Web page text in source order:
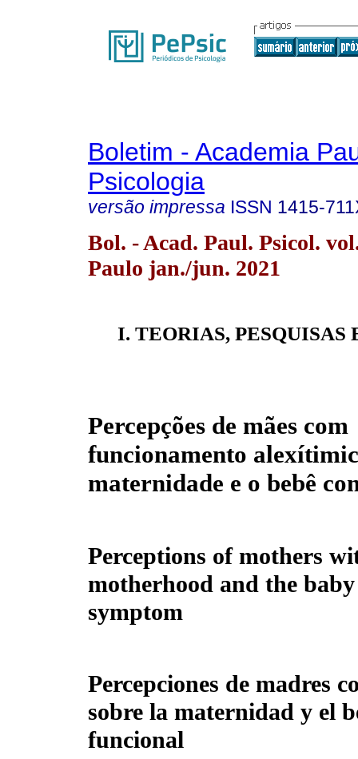
Boletim - Academia
Psicologia
versão impressa ISSN 1415-
Bol. - Acad. Paul. Psicol.
Paulo jan./jun. 2021
I. TEORIAS, PESQUISAS
Percepções de mães com
funcionamento
maternidade e o bebê
Perceptions of mothers
motherhood and the
symptom
Percepciones de madres
sobre la maternidad y el
funcional